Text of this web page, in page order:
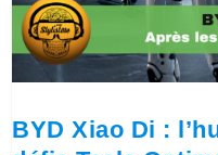
BYD Xiao Di :